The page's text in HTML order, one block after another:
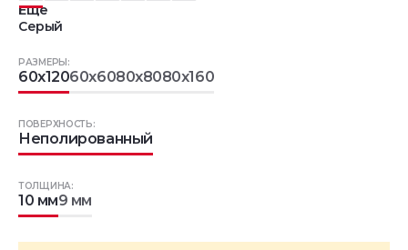
Еще
Серый
РАЗМЕРЫ:
60x12060x6080x8080x160
ТОЛЩИНА:
10 мм9 мм
ПОВЕРХНОСТЬ:
Неполированный